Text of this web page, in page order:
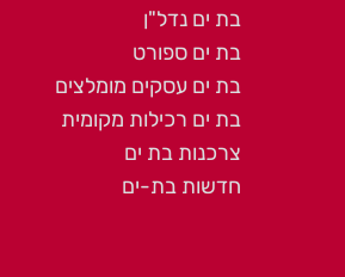
בת ים נדל"ן
בת ים ספורט
בת ים עסקים מומלצים
בת ים רכילות מקומית
צרכנות בת ים
חדשות בת-ים